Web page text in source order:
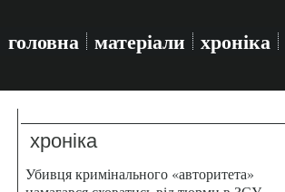
головна матеріали хроніка
хроніка
Убивця кримінального «авторитета»